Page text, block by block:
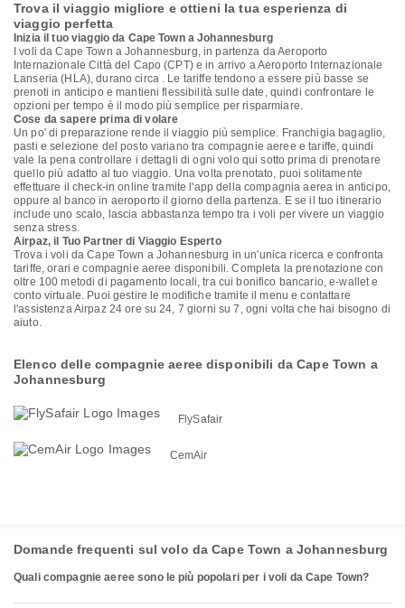
Trova il viaggio migliore e ottieni la tua esperienza di
viaggio perfetta
Inizia il tuo viaggio da Cape Town a Johannesburg
I voli da Cape Town a Johannesburg, in partenza da Aeroporto
Internazionale Città del Capo (CPT) e in arrivo a Aeroporto Internazionale
Lanseria (HLA), durano circa . Le tariffe tendono a essere più basse se
prenoti in anticipo e mantieni flessibilità sulle date, quindi confrontare le
opzioni per tempo è il modo più semplice per risparmiare.
Cose da sapere prima di volare
Un po' di preparazione rende il viaggio più semplice. Franchigia bagaglio,
pasti e selezione del posto variano tra compagnie aeree e tariffe, quindi
vale la pena controllare i dettagli di ogni volo qui sotto prima di prenotare
quello più adatto al tuo viaggio. Una volta prenotato, puoi solitamente
effettuare il check-in online tramite l'app della compagnia aerea in anticipo,
oppure al banco in aeroporto il giorno della partenza. E se il tuo itinerario
include uno scalo, lascia abbastanza tempo tra i voli per vivere un viaggio
senza stress.
Airpaz, il Tuo Partner di Viaggio Esperto
Trova i voli da Cape Town a Johannesburg in un'unica ricerca e confronta
tariffe, orari e compagnie aeree disponibili. Completa la prenotazione con
oltre 100 metodi di pagamento locali, tra cui bonifico bancario, e-wallet e
conto virtuale. Puoi gestire le modifiche tramite il menu e contattare
l'assistenza Airpaz 24 ore su 24, 7 giorni su 7, ogni volta che hai bisogno di
aiuto.
Elenco delle compagnie aeree disponibili da Cape Town a
Johannesburg
FlySafair
CemAir
Domande frequenti sul volo da Cape Town a Johannesburg
Quali compagnie aeree sono le più popolari per i voli da Cape Town?